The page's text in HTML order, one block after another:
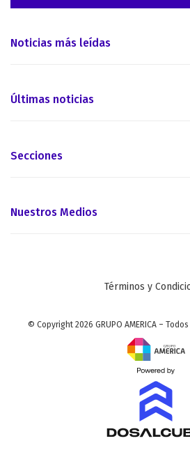
Noticias más leídas
Últimas noticias
Secciones
Nuestros Medios
Términos y
© Copyright 2026 GRUPO AMERICA –